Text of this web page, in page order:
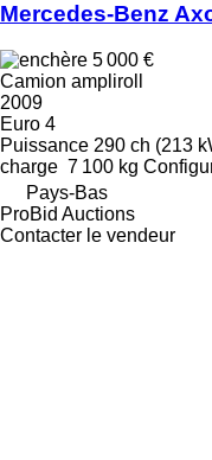
Mercedes-Benz
5 000 €
Camion ampliroll
2009
Euro 4
Puissance 290 ch (213
charge 7 100 kg
Pays-Bas
ProBid Auctions
Contacter le vendeur